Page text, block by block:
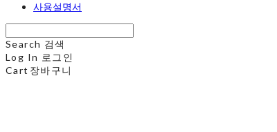
사용설명서
Search 검색
Log In 로그인
Cart 장바구니